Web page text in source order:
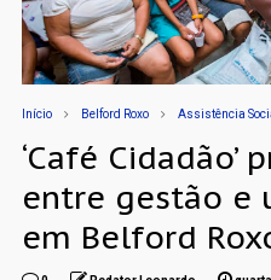
Início Belford Roxo Assistência
‘Café
entre gestão e
em Belford